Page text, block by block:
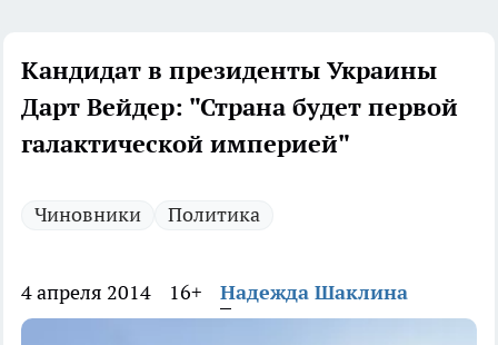
Кандидат в президенты Украины
Дарт Вейдер: "Страна будет первой
галактической империей"
Чиновники Политика
4 апреля 2014 16+ Надежда Шаклина